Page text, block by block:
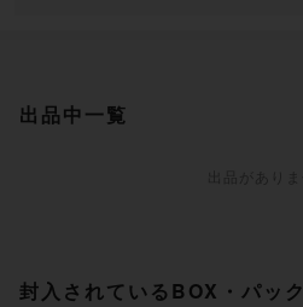
出品中一覧
封入されているBOX・パック